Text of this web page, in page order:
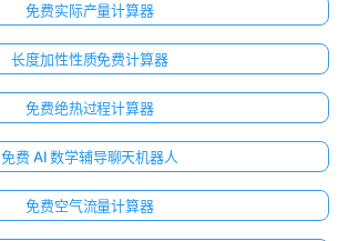
免费实际产量计算器
长度加性性质免费计算器
免费绝热过程计算器
免费 AI 数学辅导聊天机器人
免费空气流量计算器